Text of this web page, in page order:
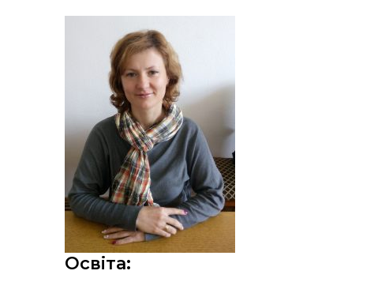
Освіта: